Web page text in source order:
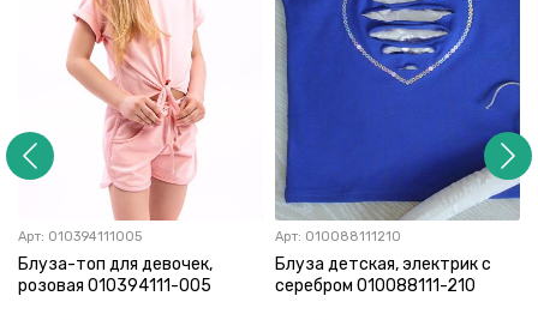
Арт: 010394111005
Блуза-топ для девочек,
розовая 010394111-005
Арт: 010088111210
Блуза детская, электрик с
серебром 010088111-210